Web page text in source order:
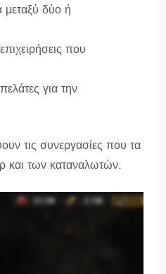
μεταξύ δύο ή
που
για την
τις συνεργασίες που τα
και των καταναλωτών.